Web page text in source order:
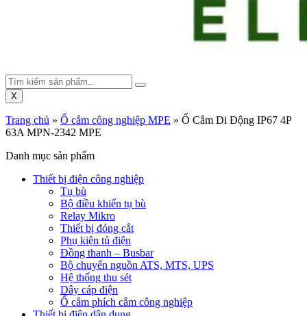
X
Trang chủ » Ổ cắm công nghiệp MPE » Ổ Cắm Di Động IP67 4P
63A MPN-2342 MPE
Danh mục sản phẩm
Thiết bị điện công nghiệp
Tụ bù
Bộ điều khiển tụ bù
Relay Mikro
Thiết bị đóng cắt
Phụ kiện tủ điện
Đồng thanh – Busbar
Bộ chuyển nguồn ATS, MTS, UPS
Hệ thống thu sét
Dây cáp điện
Ổ cắm phích cắm công nghiệp